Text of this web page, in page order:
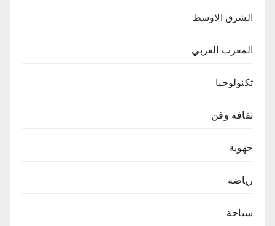
الشرق الاوسط
المغرب العربي
تكنولوجيا
ثقافة وفن
جهوية
رياضة
سياحة